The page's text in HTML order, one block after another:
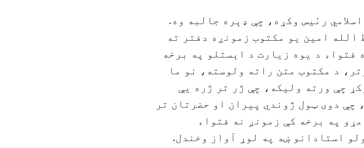
رىٔیس وکړه، چې ډېره جالبه وه.
الله امین یو مکتوب زمونږه دفتر ته
فتواء د یوه زیارت د اېستلو په برخه
د مکتوب متن راته ولوسته، نو ما
چې ورته ولیکه، چې ژر تر ژره یې
چې دوی ټول ژوندي پیران او حضرتان تر
په برخه کې زمونږ نه فتواء
استادانو ښه په لوړ آواز وخندل.